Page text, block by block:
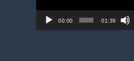
00:00 01:39